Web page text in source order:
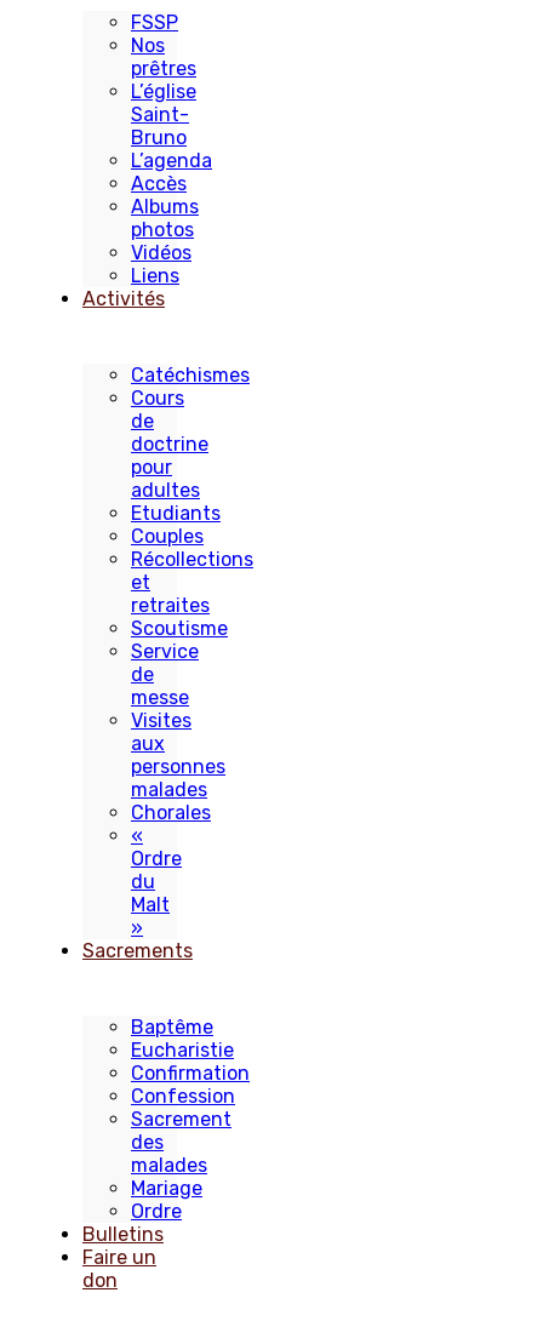
FSSP
Nos
prêtres
L’église
Saint-
Bruno
L’agenda
Accès
Albums
photos
Vidéos
Liens
Activités
Catéchismes
Cours
de
doctrine
pour
adultes
Etudiants
Couples
Récollections
et
retraites
Scoutisme
Service
de
messe
Visites
aux
personnes
malades
Chorales
«
Ordre
du
Malt
»
Sacrements
Baptême
Eucharistie
Confirmation
Confession
Sacrement
des
malades
Mariage
Ordre
Bulletins
Faire un
don